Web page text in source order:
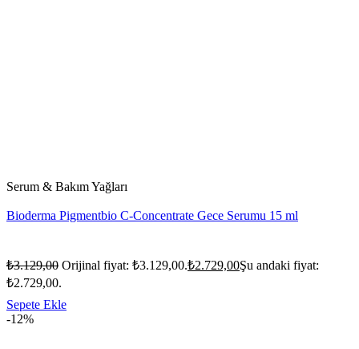
Serum & Bakım Yağları
Bioderma Pigmentbio C-Concentrate Gece Serumu 15 ml
₺3.129,00 Orijinal fiyat: ₺3.129,00.₺2.729,00Şu andaki fiyat:
₺2.729,00.
Sepete Ekle
-12%